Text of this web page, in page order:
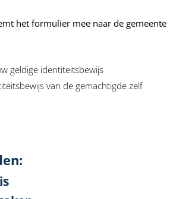
het formulier mee naar de gemeente
geldige identiteitsbewijs
van de gemachtigde zelf